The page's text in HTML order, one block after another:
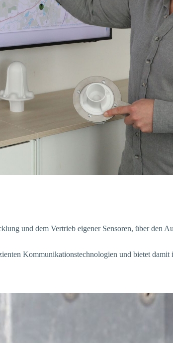
und dem Vertrieb eigener Sensoren, über den
Kommunikationstechnologien und bietet damit